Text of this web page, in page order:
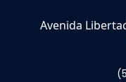
Avenida